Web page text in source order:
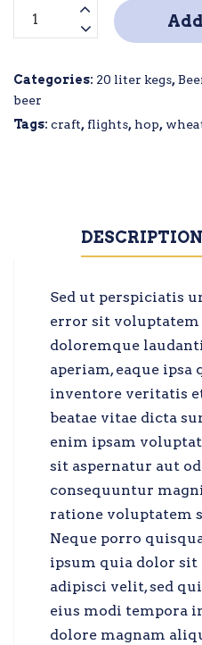
Premium
Beer
Categories: 20 liter kegs,
beer
Tags: craft,flights, hop,
DESCRIPTION
Sed ut perspiciatis
error sit voluptatem
doloremque
aperiam, eaque ipsa
inventore veritatis
beatae vitae dicta
enim ipsam
sit aspernatur aut
consequuntur
ratione voluptatem
Neque porro
ipsum quia dolor sit
adipisci velit, sed
eius modi tempora
dolore magnam